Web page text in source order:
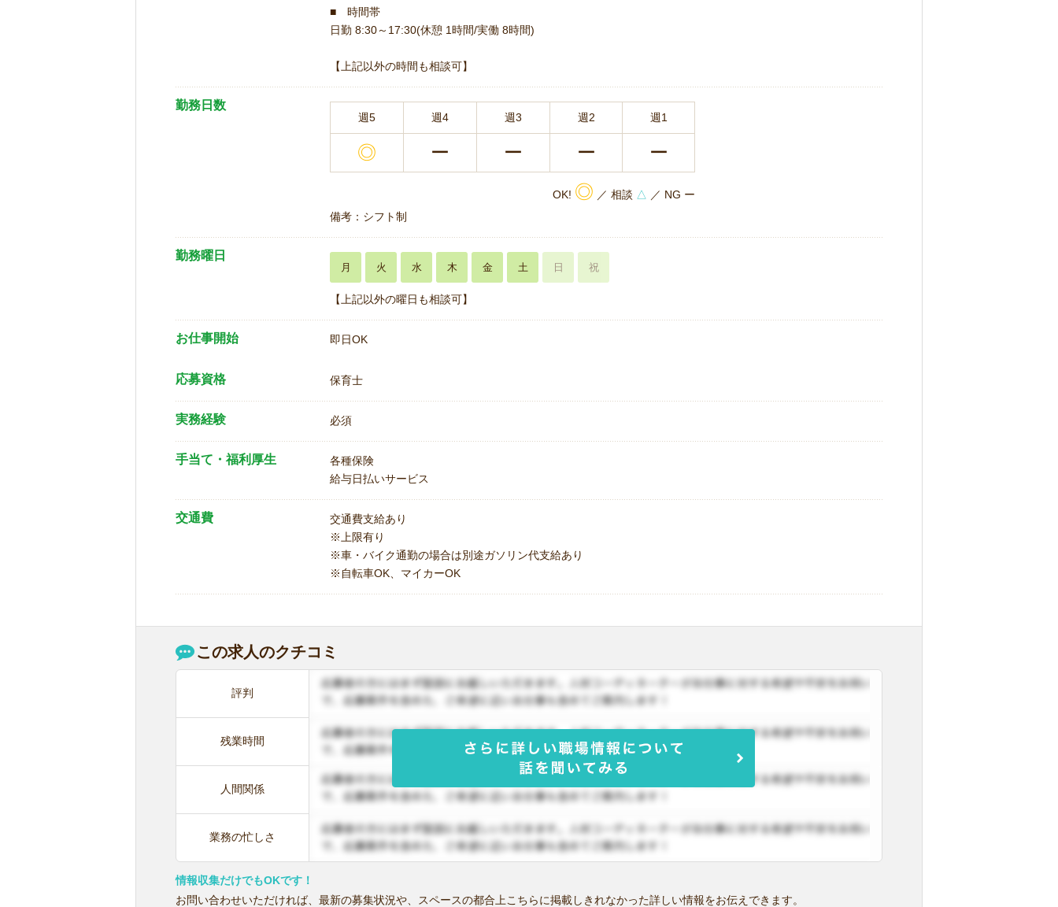
■ 時間帯
日勤 8:30～17:30(休憩 1時間/実働 8時間)
【上記以外の時間も相談可】
勤務日数
週5 週4 週3 週2 週1
◎ ー ー ー ー
OK! ◎ ／ 相談 △ ／ NG ー
備考：シフト制
勤務曜日
月 火 水 木 金 土 日 祝
【上記以外の曜日も相談可】
お仕事開始 即日OK
応募資格 保育士
実務経験 必須
手当て・福利厚生
各種保険
給与日払いサービス
交通費
交通費支給あり
※上限有り
※車・バイク通勤の場合は別途ガソリン代支給あり
※自転車OK、マイカーOK
この求人のクチコミ
評判
残業時間
人間関係
業務の忙しさ
情報収集だけでもOKです！
お問い合わせいただければ、最新の募集状況や、スペースの都合上こちらに掲載しきれなかった詳しい情報をお伝えできます。